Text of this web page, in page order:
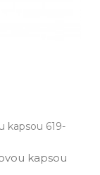
kapsou 619-
kapsou